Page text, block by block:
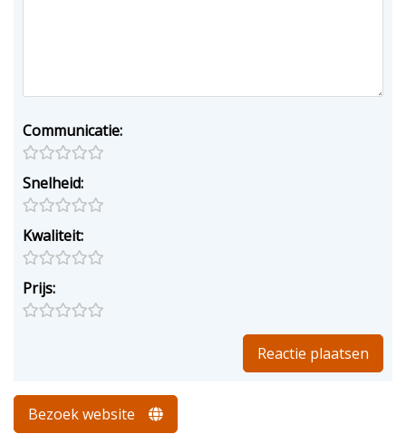
Communicatie:
Snelheid:
Kwaliteit:
Prijs:
Bezoek website